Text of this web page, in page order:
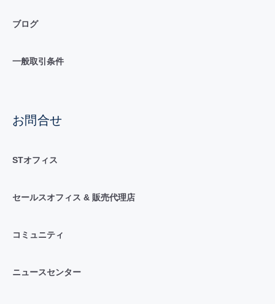
ブログ
一般取引条件
お問合せ
STオフィス
セールスオフィス & 販売代理店
コミュニティ
ニュースセンター